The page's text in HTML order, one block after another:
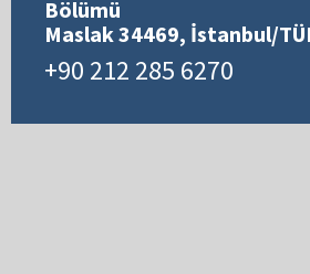
Bölümü
Maslak 34469, İstanbul/
+90 212 285 6270